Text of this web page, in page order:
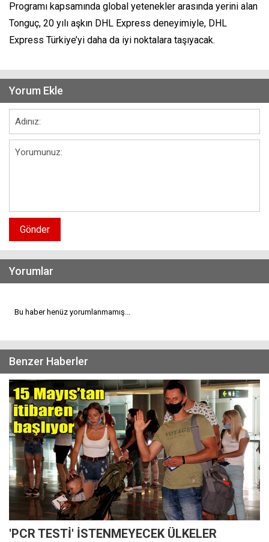
Programı kapsamında global yetenekler arasında yerini alan
Tonguç, 20 yılı aşkın DHL Express deneyimiyle, DHL
Express Türkiye’yi daha da iyi noktalara taşıyacak.
Yorum Ekle
Gönder
Yorumlar
Bu haber henüz yorumlanmamış...
Benzer Haberler
'PCR TESTİ' İSTENMEYECEK ÜLKELER